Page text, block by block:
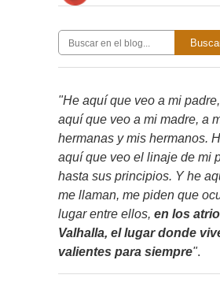
"He aquí que veo a mi
aquí que veo a mi madre, a
hermanas y mis hermanos.
aquí que veo el linaje de mi
hasta sus principios. Y he
me llaman, me piden que
lugar entre ellos, en los
Valhalla, el lugar donde
valientes para siempre".